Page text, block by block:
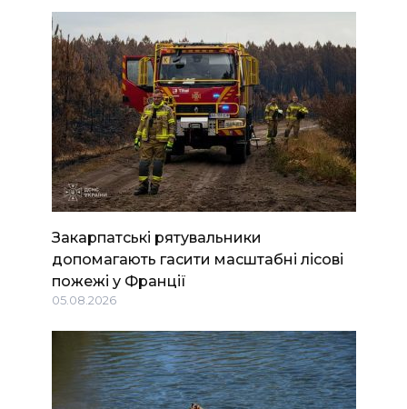
Закарпатські рятувальники
допомагають гасити масштабні лісові
пожежі у Франції
05.08.2026